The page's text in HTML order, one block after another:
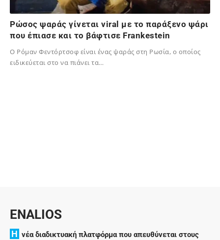
Ρώσος ψαράς γίνεται viral με το παράξενο ψάρι
που έπιασε και το βάφτισε Frankestein
Ο Ρόμαν Φεντόρτσοφ είναι ένας ψαράς στη Ρωσία, ο οποίος
ειδικεύεται στο να πιάνει τα…
ENALIOS
H νέα διαδικτυακή πλατφόρμα που απευθύνεται στους